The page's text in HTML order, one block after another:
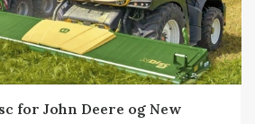
for John Deere og New